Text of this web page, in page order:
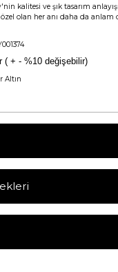
kalitesi ve şık tasarım
olan her anı daha da anlam
( + - %10 değişebilir)
Altın
ürüne ilk yorumu siz